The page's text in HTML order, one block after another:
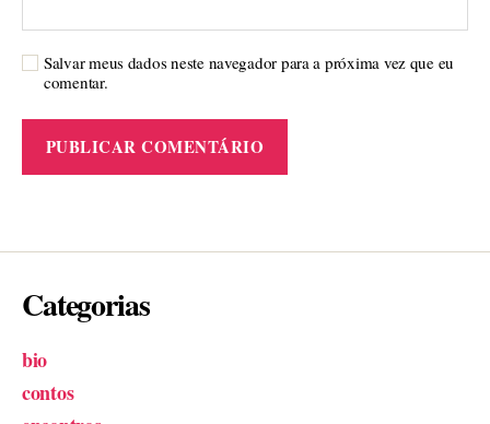
Salvar meus dados neste navegador para a próxima vez que eu
comentar.
Categorias
bio
contos